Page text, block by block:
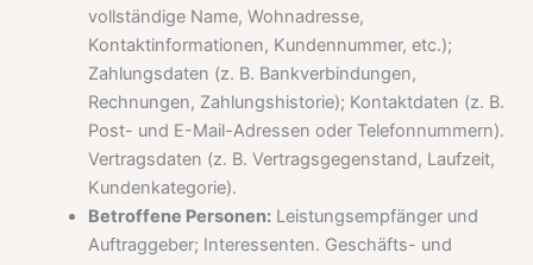
vollständige Name, Wohnadresse,
Kontaktinformationen, Kundennummer, etc.);
Zahlungsdaten (z. B. Bankverbindungen,
Rechnungen, Zahlungshistorie); Kontaktdaten (z. B.
Post- und E-Mail-Adressen oder Telefonnummern).
Vertragsdaten (z. B. Vertragsgegenstand, Laufzeit,
Kundenkategorie).
Betroffene Personen:Leistungsempfänger und
Auftraggeber; Interessenten. Geschäfts- und